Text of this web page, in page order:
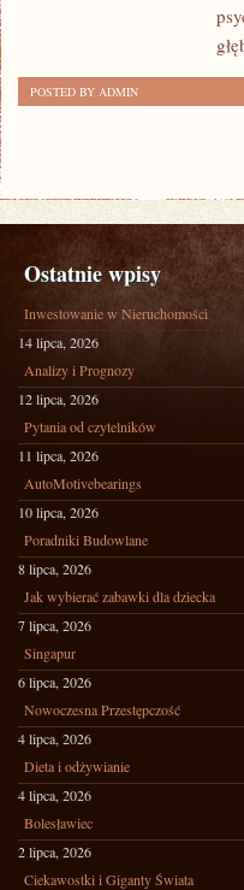
POSTED BY ADMIN
Ostatnie wpisy
Inwestowanie w Nieruchomości
14 lipca, 2026
Analizy i Prognozy
12 lipca, 2026
Pytania od czytelników
11 lipca, 2026
AutoMotivebearings
10 lipca, 2026
Poradniki Budowlane
8 lipca, 2026
Jak wybierać zabawki dla dziecka
7 lipca, 2026
Singapur
6 lipca, 2026
Nowoczesna Przestępczość
4 lipca, 2026
Dieta i odżywianie
4 lipca, 2026
Bolesławiec
2 lipca, 2026
Ciekawostki i Giganty Świata